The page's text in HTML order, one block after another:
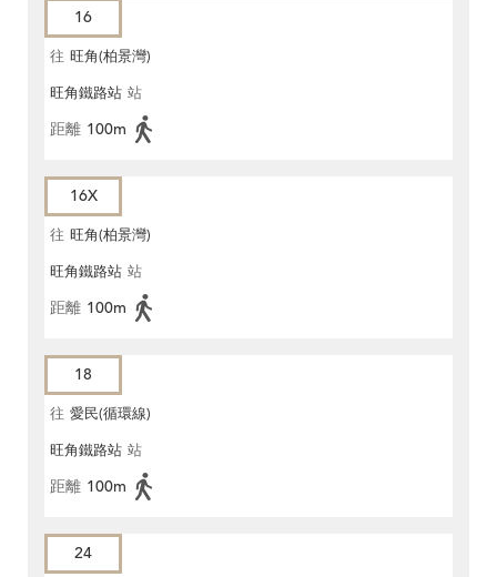
16
往 旺角(柏景灣)
旺角鐵路站 站
距離 100m
16X
往 旺角(柏景灣)
旺角鐵路站 站
距離 100m
18
往 愛民(循環線)
旺角鐵路站 站
距離 100m
24